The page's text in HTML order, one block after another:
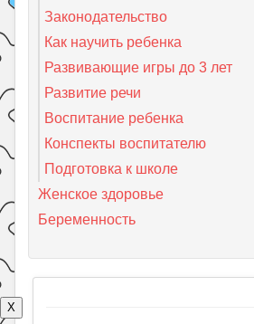
Законодательство
Как научить ребенка
Развивающие игры до 3 лет
Развитие речи
Воспитание ребенка
Конспекты воспитателю
Подготовка к школе
Женское здоровье
Беременность
X